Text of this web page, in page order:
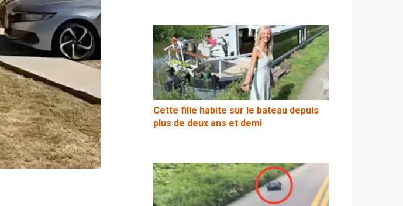
Cette fille habite sur le bateau depuis
plus de deux ans et demi